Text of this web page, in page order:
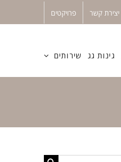
יצירת קשר פרויקטים
גינות גג שירותים